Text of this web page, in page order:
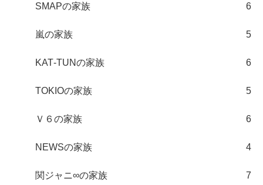
SMAPの家族 6
嵐の家族 5
KAT‐TUNの家族 6
TOKIOの家族 5
Ｖ６の家族 6
NEWSの家族 4
関ジャニ∞の家族 7